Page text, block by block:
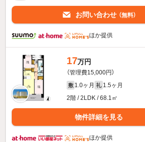
お問い合わせ （無料）
ほか提供
17万円
（管理費15,000円）
敷 1.0ヶ月 礼 1.5ヶ月
2階 / 2LDK / 68.1㎡
物件詳細を見る
ほか提供